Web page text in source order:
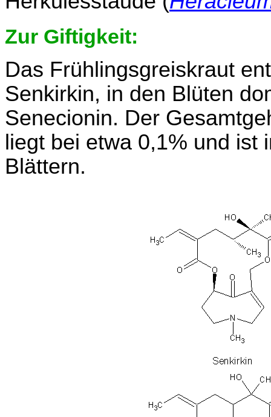
Zur Giftigkeit:
Das Frühlingsgreiskraut
Senkirkin, in den Blüten
Senecionin. Der
liegt bei etwa 0,1% und ist
Blättern.